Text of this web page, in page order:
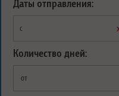
Даты отправления:
с
Количество дней:
от